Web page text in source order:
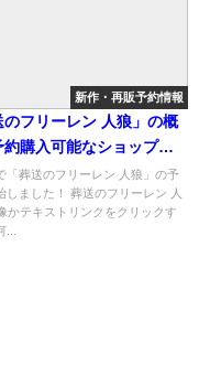
新作・再販予約情報
のフリーレン 人狼」の概
約購入可能なショップ紹
「葬送のフリーレン 人狼」の予
しました！ 葬送のフリーレン 人
かテキストリンクをクリックす
...